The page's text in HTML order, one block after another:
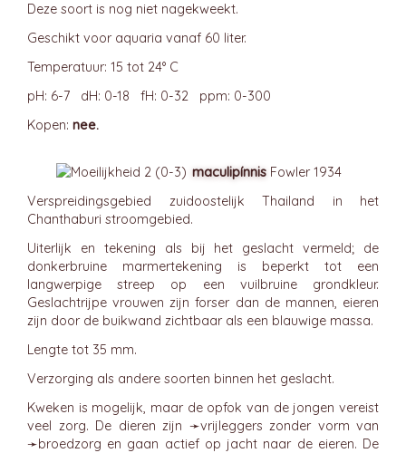
Deze soort is nog niet nagekweekt.
Geschikt voor aquaria vanaf 60 liter.
Temperatuur: 15 tot 24° C
pH: 6-7 dH: 0-18 fH: 0-32 ppm: 0-300
Kopen: nee.
maculipínnis Fowler 1934
Verspreidingsgebied zuidoostelijk Thailand in het
Chanthaburi stroomgebied.
Uiterlijk en tekening als bij het geslacht vermeld; de
donkerbruine marmertekening is beperkt tot een
langwerpige streep op een vuilbruine grondkleur.
Geslachtrijpe vrouwen zijn forser dan de mannen, eieren
zijn door de buikwand zichtbaar als een blauwige massa.
Lengte tot 35 mm.
Verzorging als andere soorten binnen het geslacht.
Kweken is mogelijk, maar de opfok van de jongen vereist
veel zorg. De dieren zijn ➛vrijleggers zonder vorm van
➛broedzorg en gaan actief op jacht naar de eieren. De